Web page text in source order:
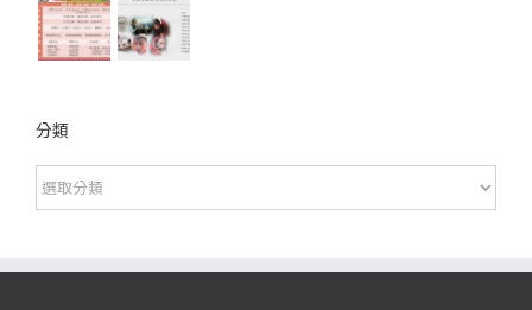
分類
分
類